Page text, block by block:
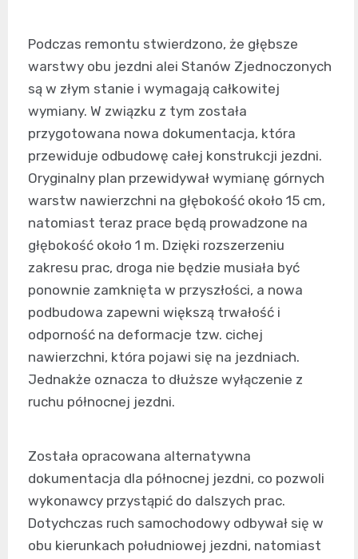
Podczas remontu stwierdzono, że głębsze
warstwy obu jezdni alei Stanów Zjednoczonych
są w złym stanie i wymagają całkowitej
wymiany. W związku z tym została
przygotowana nowa dokumentacja, która
przewiduje odbudowę całej konstrukcji jezdni.
Oryginalny plan przewidywał wymianę górnych
warstw nawierzchni na głębokość około 15 cm,
natomiast teraz prace będą prowadzone na
głębokość około 1 m. Dzięki rozszerzeniu
zakresu prac, droga nie będzie musiała być
ponownie zamknięta w przyszłości, a nowa
podbudowa zapewni większą trwałość i
odporność na deformacje tzw. cichej
nawierzchni, która pojawi się na jezdniach.
Jednakże oznacza to dłuższe wyłączenie z
ruchu północnej jezdni.
Została opracowana alternatywna
dokumentacja dla północnej jezdni, co pozwoli
wykonawcy przystąpić do dalszych prac.
Dotychczas ruch samochodowy odbywał się w
obu kierunkach południowej jezdni, natomiast